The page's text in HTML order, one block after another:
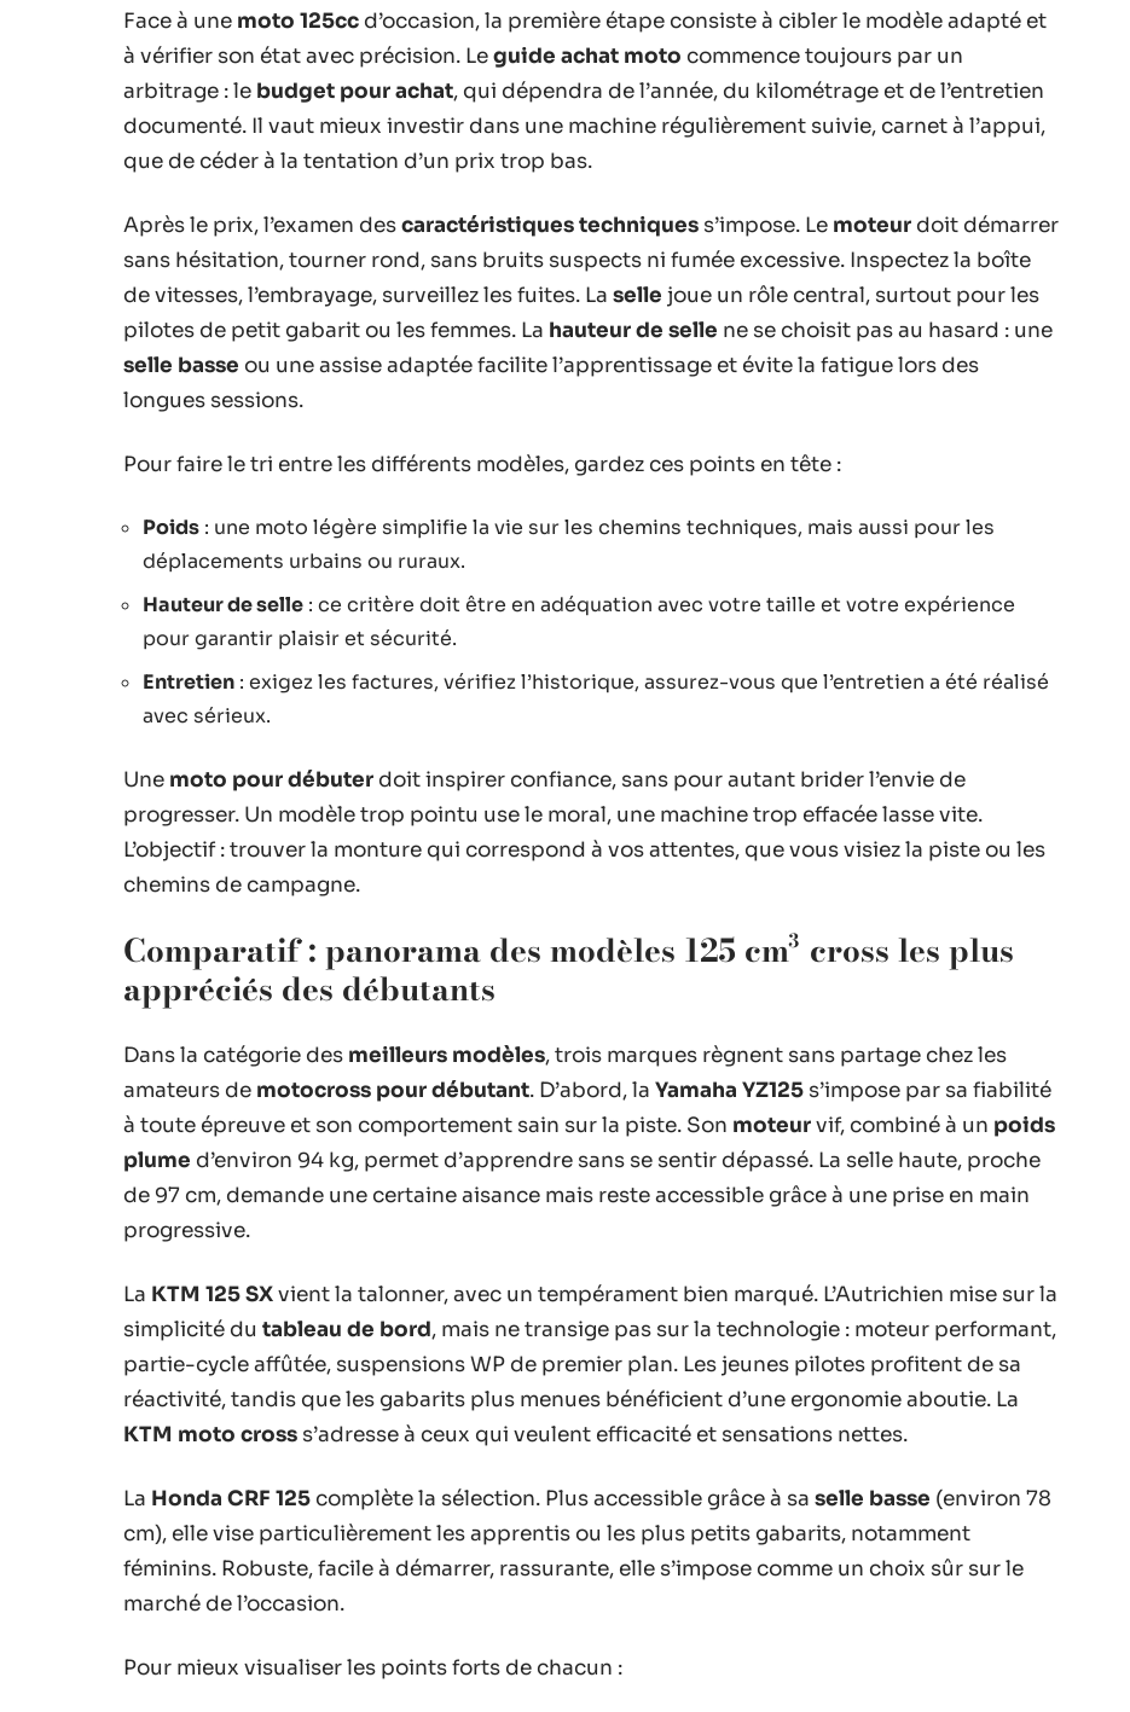
Face à une moto 125cc d’occasion, la première étape consiste à cibler le modèle adapté et
à vérifier son état avec précision. Leguide achat moto commence toujours par un
arbitrage : le budget pour achat, qui dépendra de l’année, du kilométrage et de l’entretien
documenté. Il vaut mieux investir dans une machine régulièrement suivie, carnet à l’appui,
que de céder à la tentation d’un prix trop bas.
Après le prix, l’examen descaractéristiques techniques s’impose. Le moteur doit démarrer
sans hésitation, tourner rond, sans bruits suspects ni fumée excessive. Inspectez la boîte
de vitesses, l’embrayage, surveillez les fuites. La selle joue un rôle central, surtout pour les
pilotes de petit gabarit ou les femmes. La hauteur de selle ne se choisit pas au hasard : une
selle basse ou une assise adaptée facilite l’apprentissage et évite la fatigue lors des
longues sessions.
Pour faire le tri entre les différents modèles, gardez ces points en tête :
Poids : une moto légère simplifie la vie sur les chemins techniques, mais aussi pour les
déplacements urbains ou ruraux.
Hauteur de selle : ce critère doit être en adéquation avec votre taille et votre expérience
pour garantir plaisir et sécurité.
Entretien : exigez les factures, vérifiez l’historique, assurez-vous que l’entretien a été réalisé
avec sérieux.
Une moto pour débuter doit inspirer confiance, sans pour autant brider l’envie de
progresser. Un modèle trop pointu use le moral, une machine trop effacée lasse vite.
L’objectif : trouver la monture qui correspond à vos attentes, que vous visiez la piste ou les
chemins de campagne.
Comparatif : panorama des modèles 125 cm³ cross les plus
appréciés des débutants
Dans la catégorie des meilleurs modèles, trois marques règnent sans partage chez les
amateurs de motocross pour débutant. D’abord, la Yamaha YZ125 s’impose par sa fiabilité
à toute épreuve et son comportement sain sur la piste. Son moteurvif, combiné à un poids
plume d’environ 94 kg, permet d’apprendre sans se sentir dépassé. La selle haute, proche
de 97 cm, demande une certaine aisance mais reste accessible grâce à une prise en main
progressive.
La KTM 125 SXvient la talonner, avec un tempérament bien marqué. L’Autrichien mise sur la
simplicité du tableau de bord, mais ne transige pas sur la technologie : moteur performant,
partie-cycle affûtée, suspensions WP de premier plan. Les jeunes pilotes profitent de sa
réactivité, tandis que les gabarits plus menues bénéficient d’une ergonomie aboutie. La
KTM moto cross s’adresse à ceux qui veulent efficacité et sensations nettes.
La Honda CRF 125 complète la sélection. Plus accessible grâce à sa selle basse (environ 78
cm), elle vise particulièrement les apprentis ou les plus petits gabarits, notamment
féminins. Robuste, facile à démarrer, rassurante, elle s’impose comme un choix sûr sur le
marché de l’occasion.
Pour mieux visualiser les points forts de chacun :